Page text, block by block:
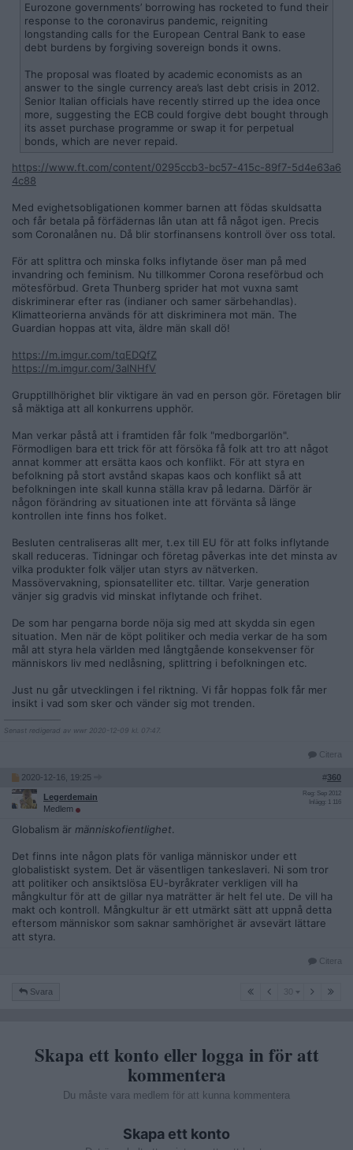
Eurozone governments’ borrowing has rocketed to fund their
response to the coronavirus pandemic, reigniting
longstanding calls for the European Central Bank to ease
debt burdens by forgiving sovereign bonds it owns.
The proposal was floated by academic economists as an
answer to the single currency area’s last debt crisis in 2012.
Senior Italian officials have recently stirred up the idea once
more, suggesting the ECB could forgive debt bought through
its asset purchase programme or swap it for perpetual
bonds, which are never repaid.
https://www.ft.com/content/0295ccb3-bc57-415c-89f7-5d4e63a6
4c88
Med evighetsobligationen kommer barnen att födas skuldsatta
och får betala på förfädernas lån utan att få något igen. Precis
som Coronalånen nu. Då blir storfinansens kontroll över oss total.
För att splittra och minska folks inflytande öser man på med
invandring och feminism. Nu tillkommer Corona reseförbud och
mötesförbud. Greta Thunberg sprider hat mot vuxna samt
diskriminerar efter ras (indianer och samer särbehandlas).
Klimatteorierna används för att diskriminera mot män. The
Guardian hoppas att vita, äldre män skall dö!
https://m.imgur.com/tqEDQfZ
https://m.imgur.com/3alNHfV
Grupptillhörighet blir viktigare än vad en person gör. Företagen blir
så mäktiga att all konkurrens upphör.
Man verkar påstå att i framtiden får folk "medborgarlön".
Förmodligen bara ett trick för att försöka få folk att tro att något
annat kommer att ersätta kaos och konflikt. För att styra en
befolkning på stort avstånd skapas kaos och konflikt så att
befolkningen inte skall kunna ställa krav på ledarna. Därför är
någon förändring av situationen inte att förvänta så länge
kontrollen inte finns hos folket.
Besluten centraliseras allt mer, t.ex till EU för att folks inflytande
skall reduceras. Tidningar och företag påverkas inte det minsta av
vilka produkter folk väljer utan styrs av nätverken.
Massövervakning, spionsatelliter etc. tilltar. Varje generation
vänjer sig gradvis vid minskat inflytande och frihet.
De som har pengarna borde nöja sig med att skydda sin egen
situation. Men när de köpt politiker och media verkar de ha som
mål att styra hela världen med långtgående konsekvenser för
människors liv med nedlåsning, splittring i befolkningen etc.
Just nu går utvecklingen i fel riktning. Vi får hoppas folk får mer
insikt i vad som sker och vänder sig mot trenden.
Senast redigerad av wwr 2020-12-09 kl. 07:47.
Citera
2020-12-16, 19:25 #360
Legerdemain
Medlem
Reg: Sep 2012
Inlägg: 1 116
Globalism är människofientlighet.
Det finns inte någon plats för vanliga människor under ett
globalistiskt system. Det är väsentligen tankeslaveri. Ni som tror
att politiker och ansiktslösa EU-byråkrater verkligen vill ha
mångkultur för att de gillar nya maträtter är helt fel ute. De vill ha
makt och kontroll. Mångkultur är ett utmärkt sätt att uppnå detta
eftersom människor som saknar samhörighet är avsevärt lättare
att styra.
Citera
Svara 30
Skapa ett konto eller logga in för att
kommentera
Du måste vara medlem för att kunna kommentera
Skapa ett konto